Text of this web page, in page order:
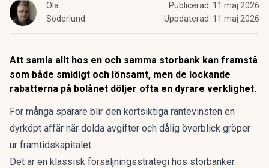
Ola
Söderlund
Publicerad: 11 maj 2026
Uppdaterad: 11 maj 2026
Att samla allt hos en och samma storbank kan framstå
som både smidigt och lönsamt, men de lockande
rabatterna på bolånet döljer ofta en dyrare verklighet.
För många sparare blir den kortsiktiga räntevinsten en
dyrköpt affär när dolda avgifter och dålig överblick gröper
ur framtidskapitalet.
Det är en klassisk försäljningsstrategi hos storbanker.